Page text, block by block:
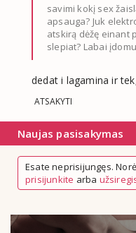
savimi kokį sex
apsauga? Juk
atskirą dėžę einant
slepiat? Labai
dedat i lagamina ir
ATSAKYTI
Naujas pasisakymas
Esate neprisijungęs.
prisijunkite arba